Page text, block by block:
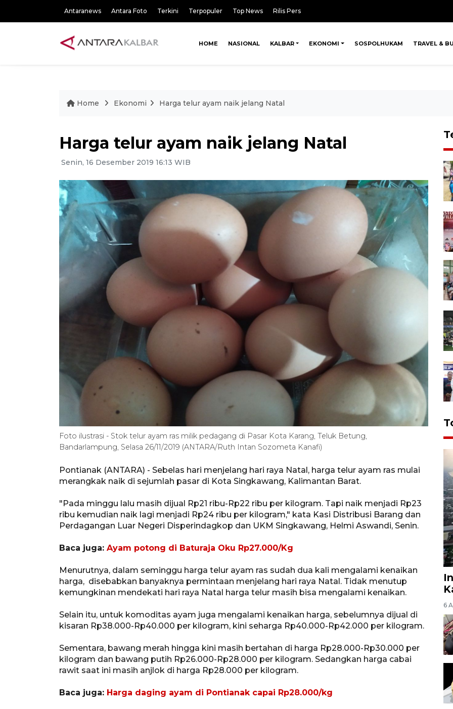
Antaranews Antara Foto Terkini Terpopuler Top News Rilis Pers
HOME NASIONAL KALBAR EKONOMI SOSPOLHUKAM TRAVEL &
Home Ekonomi Harga telur ayam naik jelang Natal
Harga telur ayam naik jelang Natal
Senin, 16 Desember 2019 16:13 WIB
Foto ilustrasi - Stok telur ayam ras milik pedagang di Pasar Kota Karang, Teluk Betung,
Bandarlampung, Selasa 26/11/2019 (ANTARA/Ruth Intan Sozometa Kanafi)
Pontianak (ANTARA) - Sebelas hari menjelang hari raya Natal, harga telur ayam ras mulai
merangkak naik di sejumlah pasar di Kota Singkawang, Kalimantan Barat.
"Pada minggu lalu masih dijual Rp21 ribu-Rp22 ribu per kilogram. Tapi naik menjadi Rp23
ribu kemudian naik lagi menjadi Rp24 ribu per kilogram," kata Kasi Distribusi Barang dan
Perdagangan Luar Negeri Disperindagkop dan UKM Singkawang, Helmi Aswandi, Senin.
Baca juga: Ayam potong di Baturaja Oku Rp27.000/Kg
Menurutnya, dalam seminggu harga telur ayam ras sudah dua kali mengalami kenaikan
harga, disebabkan banyaknya permintaan menjelang hari raya Natal. Tidak menutup
kemungkinan mendekati hari raya Natal harga telur masih bisa mengalami kenaikan.
Selain itu, untuk komoditas ayam juga mengalami kenaikan harga, sebelumnya dijual di
kisaran Rp38.000-Rp40.000 per kilogram, kini seharga Rp40.000-Rp42.000 per kilogram.
Sementara, bawang merah hingga kini masih bertahan di harga Rp28.000-Rp30.000 per
kilogram dan bawang putih Rp26.000-Rp28.000 per kilogram. Sedangkan harga cabai
rawit saat ini masih anjlok di harga Rp28.000 per kilogram.
Baca juga: Harga daging ayam di Pontianak capai Rp28.000/kg
6